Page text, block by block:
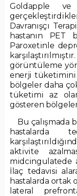
Goldapple ve
Davranışçı
hastanın PET
Paroxetinle
görüntüleme
enerji
bölgeler daha
tüketimi az
gösteren
Bu çalışmada
hastalarda
aktivite
midcingulatede
İlaç tedavisi
hastalarda ortak
lateral